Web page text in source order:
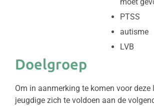
PTSS
autisme
LVB
Doelgroep
Om in aanmerking te komen voor deze
jeugdige zich te voldoen aan de